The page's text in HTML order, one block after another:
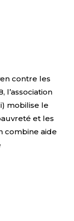
contre les
l’association
mobilise le
et les
combine aide